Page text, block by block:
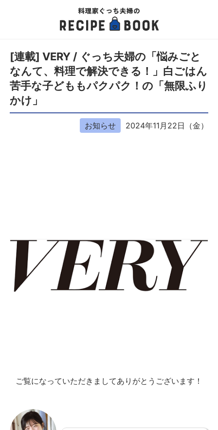
[連載] VERY / ぐっち夫婦の「悩みごと
なんて、料理で解決できる！」白ごはん
苦手な子どももパクパク！の「無限ふり
かけ」
お知らせ 2024年11月22日（金）
ご覧になっていただきましてありがとうございます！